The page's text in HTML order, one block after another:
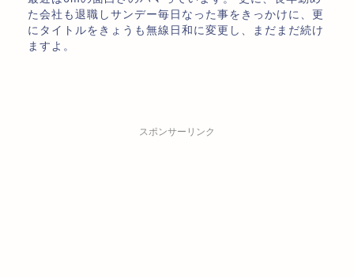
た会社も退職しサンデー毎日なった事をきっかけに、更
にタイトルをきょうも無線日和に変更し、まだまだ続け
ますよ。
スポンサーリンク